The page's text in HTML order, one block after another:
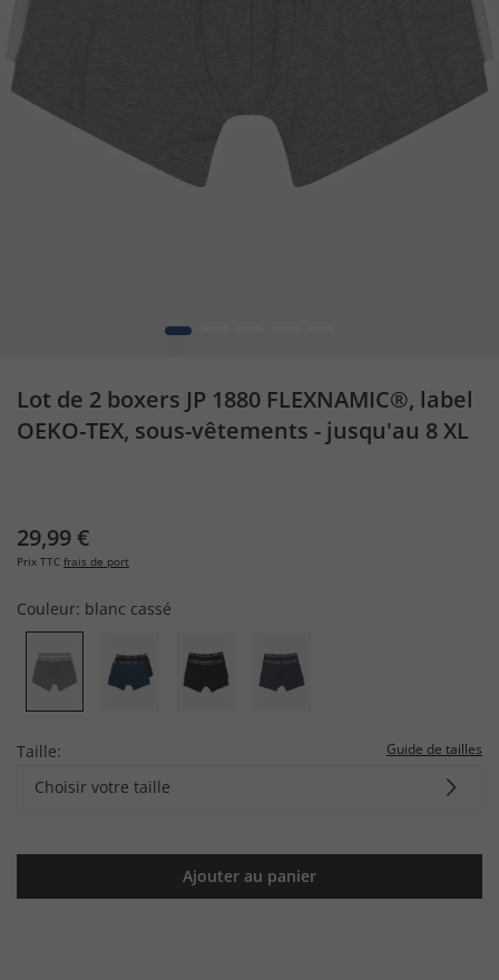
1
Lot de 2 boxers JP 1880 FLEXNAMIC®, label
OEKO-TEX, sous-vêtements - jusqu'au 8 XL
29,99 €
Prix TTC frais de port
Couleur: blanc cassé
Taille: Guide de tailles
Choisir votre taille
Ajouter au panier